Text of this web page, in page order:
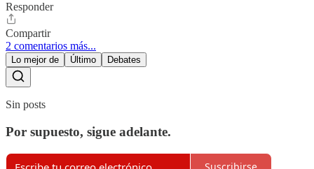
Responder
Compartir
2 comentarios más...
Lo mejor de Último Debates
Sin posts
Por supuesto, sigue adelante.